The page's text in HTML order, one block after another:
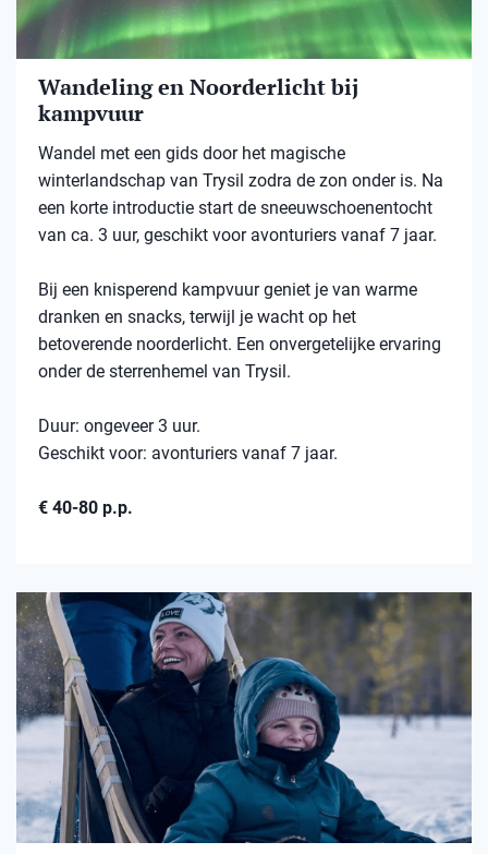
Wandeling en Noorderlicht bij
kampvuur
Wandel met een gids door het magische
winterlandschap van Trysil zodra de zon onder is. Na
een korte introductie start de sneeuwschoenentocht
van ca. 3 uur, geschikt voor avonturiers vanaf 7 jaar.
Bij een knisperend kampvuur geniet je van warme
dranken en snacks, terwijl je wacht op het
betoverende noorderlicht. Een onvergetelijke ervaring
onder de sterrenhemel van Trysil.
Duur: ongeveer 3 uur.
Geschikt voor: avonturiers vanaf 7 jaar.
€ 40-80 p.p.